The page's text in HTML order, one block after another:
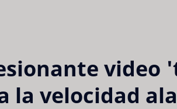
video
la velocidad